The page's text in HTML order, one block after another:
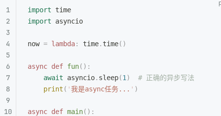
import time
import asyncio
now = lambda: time. time()
async def fun():
    await
asyncio. sleep(1 )
  # 正确的异步写法
    print
( '我是async任务... ' )
async def main():